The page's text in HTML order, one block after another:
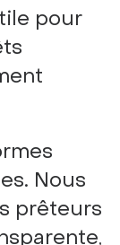
pour
Nous
prêteurs